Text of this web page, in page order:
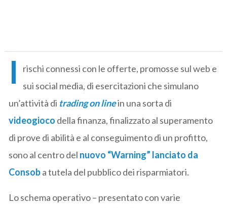
I
rischi connessi con le offerte, promosse sul web e
sui social media, di esercitazioni che simulano
un’attività di trading on linein una sorta di
videogioco della finanza, finalizzato al superamento
di prove di abilità e al conseguimento di un profitto,
sono al centro del nuovo “Warning” lanciato da
Consoba tutela del pubblico dei risparmiatori.
Lo schema operativo – presentato con varie